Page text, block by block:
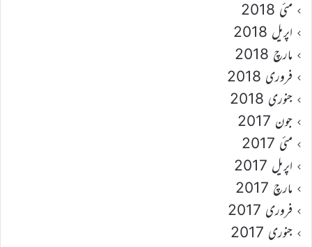
مئی 2018
اپریل 2018
مارچ 2018
فروری 2018
جنوری 2018
جون 2017
مئی 2017
اپریل 2017
مارچ 2017
فروری 2017
جنوری 2017